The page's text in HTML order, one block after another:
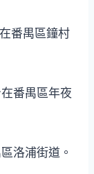
番禺區鐘村
番禺區年夜
洛浦街道。